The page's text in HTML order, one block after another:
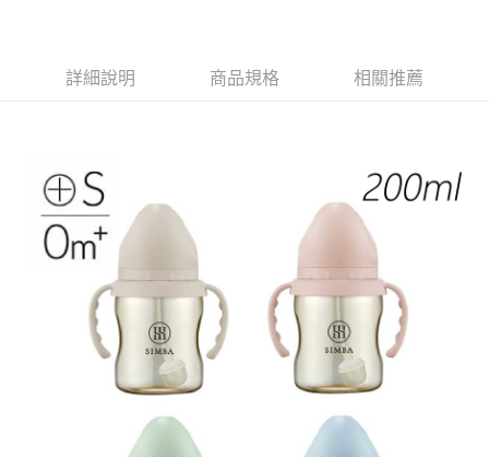
【注意事項】
２．關於個人資料處理事宜，請瀏覽以下網址：
https://aftee.tw/terms/#terms3
３．未成年的使用者請事先徵得法定代理人或監護人之同意方可使用
「AFTEE先享後付」，若未經同意申辦者引起之損失，本公司不負相關責
任。
４．使用「AFTEE先享後付」時，將依據個別帳號之用戶狀況，依本公司即
時審查核予不同之上限額度；若仍有額度不足之情形，本公司將視審查結果
請求用戶進行身份認證。
５．嚴禁一人註冊多個帳號或使用他人資訊註冊。若發現惡意使用之情形，
恩沛科技股份有限公司將有權停止該用戶之使用額度並採取法律行動。
每筆NT$150，滿NT$890(含以上)免運費
詳細說明 商品規格 相關推薦